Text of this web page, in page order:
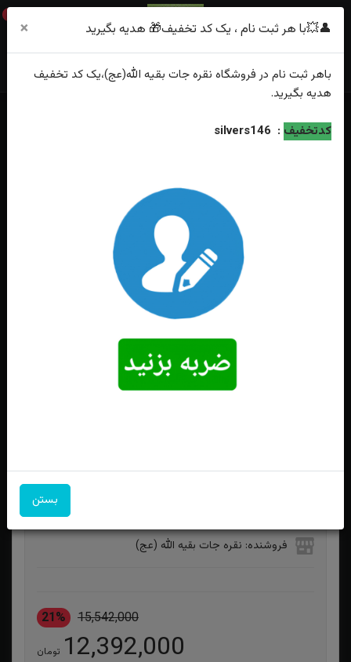
0
خانه فهرست محصولات
فروشنده: نقره جات بقیه الله (عج)
15,542,000
21%
12,392,000 تومان
👤💥با هر ثبت نام ، یک کد تخفیف🎁 هدیه بگیرید ×
باهر ثبت نام در فروشگاه نقره جات بقیه الله(عج)،یک کد تخفیف
هدیه بگیرید.
کدتخفیف :
silvers146
بستن